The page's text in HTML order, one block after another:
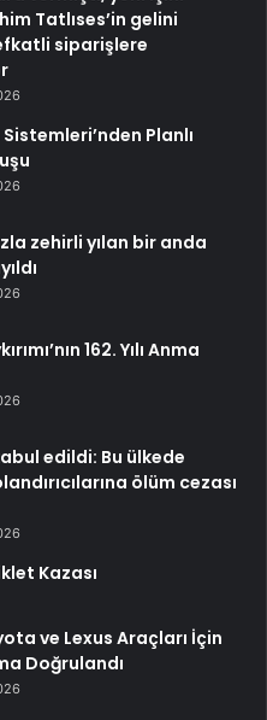
Tatlıses’in gelini
siparişlere
Planlı
zehirli yılan bir anda
162. Yılı Anma
edildi: Bu ülkede
ölüm cezası
Kazası
ve Lexus Araçları İçin
Doğrulandı